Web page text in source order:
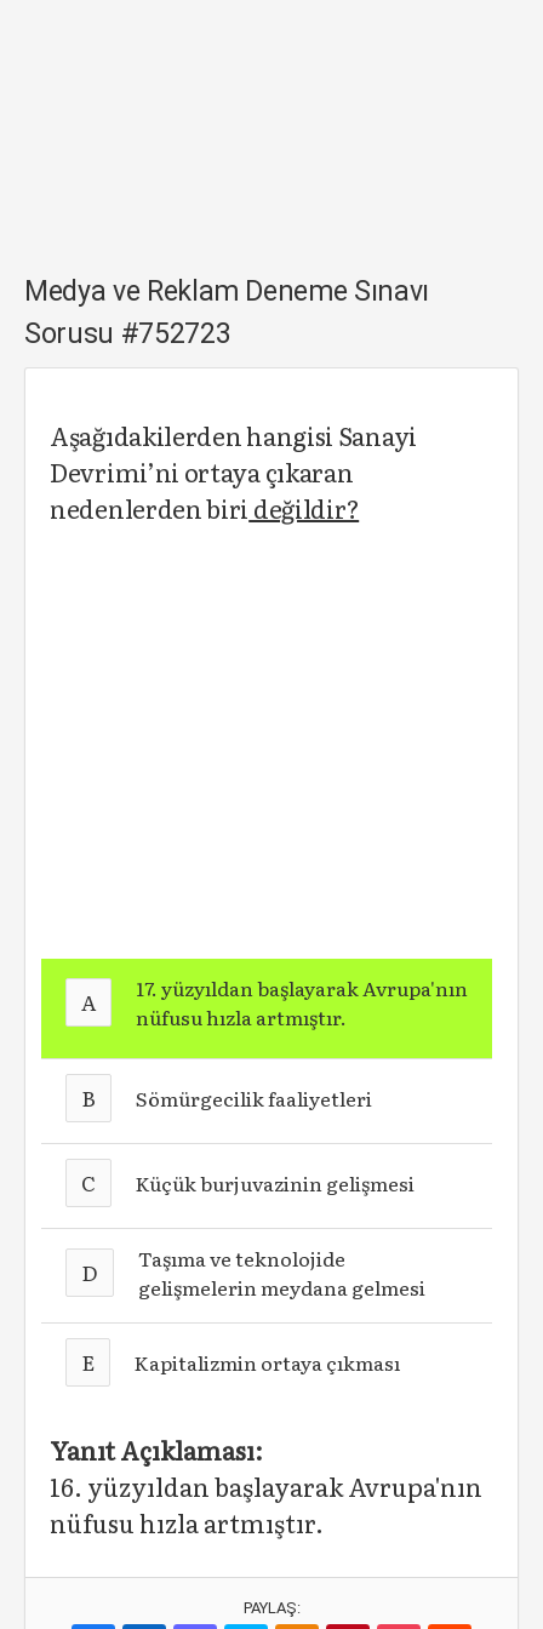
Medya ve Reklam Deneme Sınavı
Sorusu #752723
Aşağıdakilerden hangisi Sanayi
Devrimi’ni ortaya çıkaran
nedenlerden biri değildir?
A
17. yüzyıldan başlayarak Avrupa'nın
nüfusu hızla artmıştır.
B Sömürgecilik faaliyetleri
C Küçük burjuvazinin gelişmesi
D
Taşıma ve teknolojide
gelişmelerin meydana gelmesi
E Kapitalizmin ortaya çıkması
Yanıt Açıklaması:
16. yüzyıldan başlayarak Avrupa'nın
nüfusu hızla artmıştır.
PAYLAŞ: